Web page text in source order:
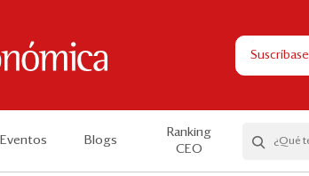
Suscríbase
Eventos Blogs
Ranking
CEO